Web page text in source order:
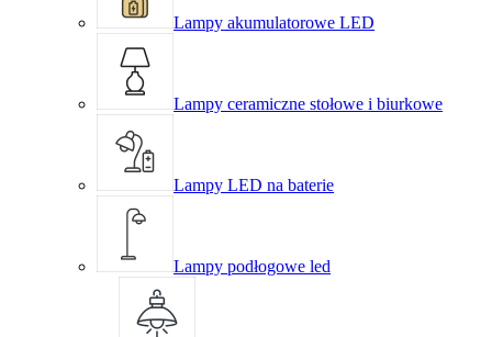
Lampy akumulatorowe LED
Lampy ceramiczne stołowe i biurkowe
Lampy LED na baterie
Lampy podłogowe led